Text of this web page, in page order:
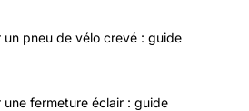
un pneu de vélo crevé : guide
une fermeture éclair : guide